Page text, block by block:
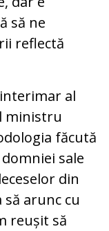
să ne
reflectă
al
ministru
făcută
sale
din
să arunc cu
reușit să